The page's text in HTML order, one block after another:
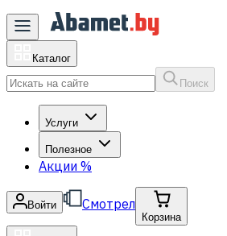
Каталог
Поиск
Услуги
Полезное
Акции %
Войти Смотрел
Корзина